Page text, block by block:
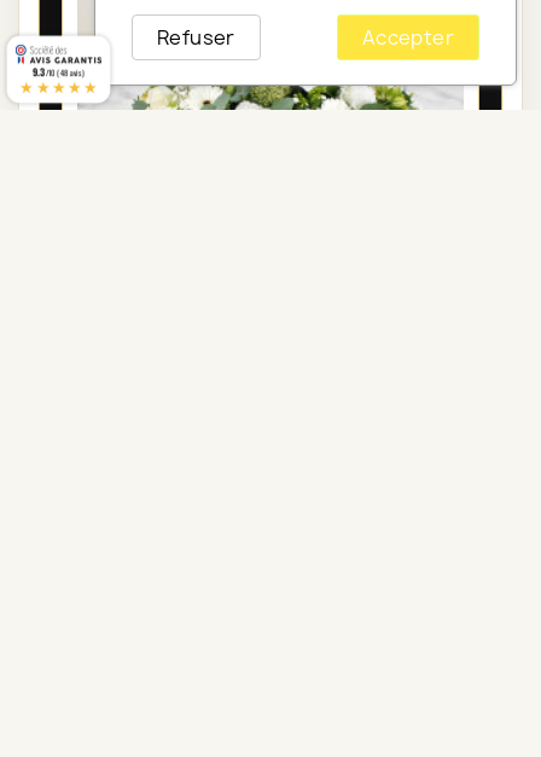
Accepter
Refuser
9.3/10 (48 avis)
★★★★★